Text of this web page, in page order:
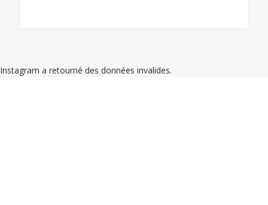
Instagram a retourné des données invalides.